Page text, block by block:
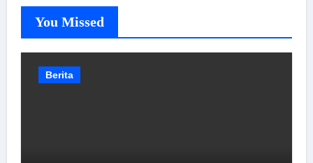
You Missed
Berita